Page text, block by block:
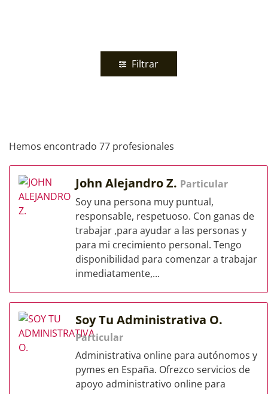
Filtrar
Hemos encontrado 77 profesionales
John Alejandro Z. Particular
Soy una persona muy puntual,
responsable, respetuoso. Con ganas de
trabajar ,para ayudar a las personas y
para mi crecimiento personal. Tengo
disponibilidad para comenzar a trabajar
inmediatamente,...
Soy Tu Administrativa O.
Particular
Administrativa online para autónomos y
pymes en España. Ofrezco servicios de
apoyo administrativo online para